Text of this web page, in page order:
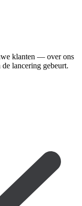
klanten — over ons
lancering gebeurt.